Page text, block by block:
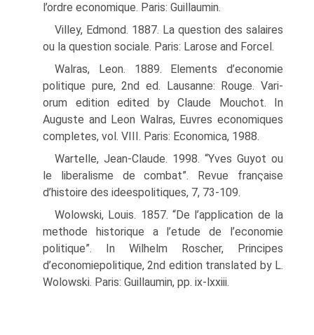
l’ordre economique. Paris: Guillaumin.
Villey, Edmond. 1887. La question des salaires
ou la question sociale. Paris: Larose and Forcel.
Walras, Leon. 1889. Elements d’economie
politique pure, 2nd ed. Lausanne: Rouge. Vari­
orum edition edited by Claude Mouchot. In
Auguste and Leon Walras, Euvres econom­iques
completes, vol. VIII. Paris: Economica, 1988.
Wartelle, Jean-Claude. 1998. “Yves Guyot ou
le liberalisme de combat”. Revue franςaise
d’histoire des ideespolitiques, 7, 73-109.
Wolowski, Louis. 1857. “De l’application de la
methode historique a l’etude de l’economie
politique”. In Wilhelm Roscher, Principes
d’economiepolitique, 2nd edition translated by L.
Wolowski. Paris: Guillaumin, pp. ix-lxxiii.